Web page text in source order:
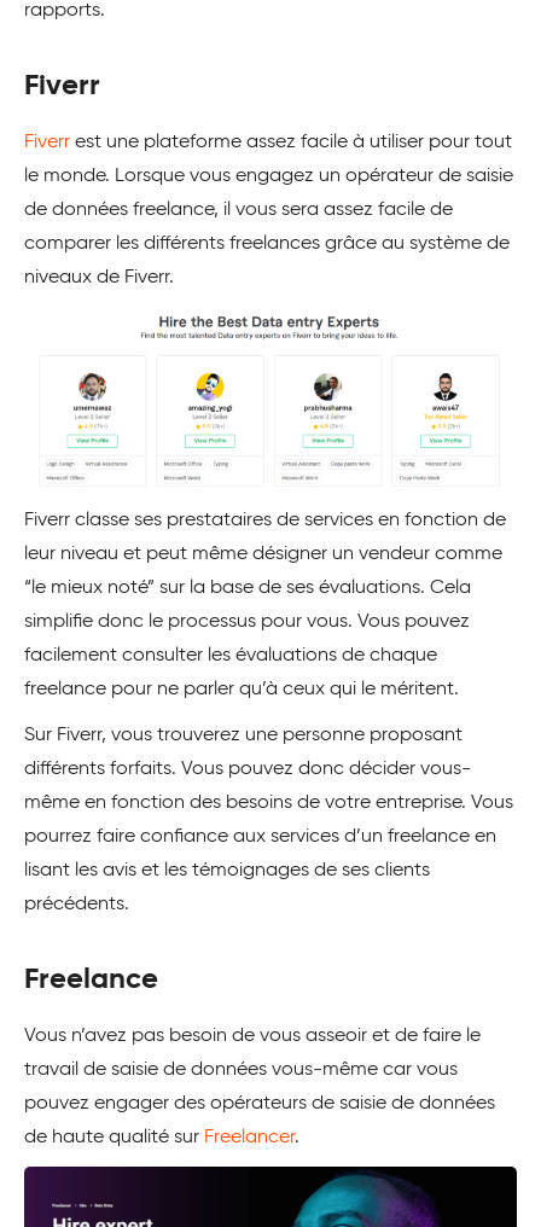
rapports.
Fiverr
Fiverr est une plateforme assez facile à utiliser pour tout
le monde. Lorsque vous engagez un opérateur de saisie
de données freelance, il vous sera assez facile de
comparer les différents freelances grâce au système de
niveaux de Fiverr.
Fiverr classe ses prestataires de services en fonction de
leur niveau et peut même désigner un vendeur comme
“le mieux noté” sur la base de ses évaluations. Cela
simplifie donc le processus pour vous. Vous pouvez
facilement consulter les évaluations de chaque
freelance pour ne parler qu’à ceux qui le méritent.
Sur Fiverr, vous trouverez une personne proposant
différents forfaits. Vous pouvez donc décider vous-
même en fonction des besoins de votre entreprise. Vous
pourrez faire confiance aux services d’un freelance en
lisant les avis et les témoignages de ses clients
précédents.
Freelance
Vous n’avez pas besoin de vous asseoir et de faire le
travail de saisie de données vous-même car vous
pouvez engager des opérateurs de saisie de données
de haute qualité sur Freelancer.